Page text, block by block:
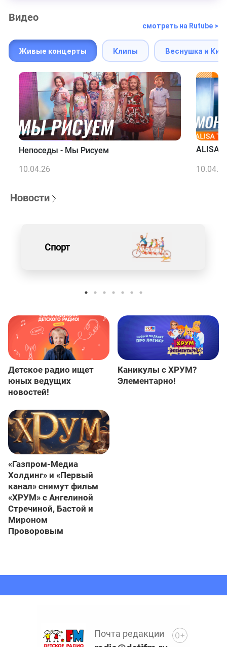
Видео
смотреть на Rutube >
Живые концерты Клипы Веснушка и
Непоседы - Мы Рисуем
10.04.26
ALISA
10.04.26
Новости
Спорт
Детское радио ищет
юных ведущих
новостей!
Каникулы с ХРУМ?
Элементарно!
«Газпром-Медиа
Холдинг» и «Первый
канал» снимут фильм
«ХРУМ» с Ангелиной
Стречиной, Бастой и
Мироном
Проворовым
Почта редакции 0+